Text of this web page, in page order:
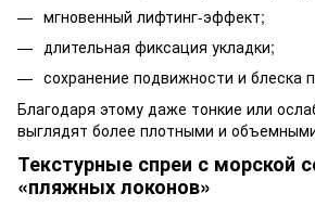
мгновенный лифтинг-эффект;
длительная фиксация укладки;
сохранение подвижности и блеска
Благодаря этому даже тонкие или
выглядят более плотными и
Текстурные спреи с морской
«пляжных локонов»